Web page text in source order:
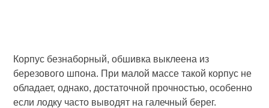
Корпус безнаборный, обшивка выклеена из
березового шпона. При малой массе такой корпус не
обладает, однако, достаточной прочностью, особенно
если лодку часто выводят на галечный берег.